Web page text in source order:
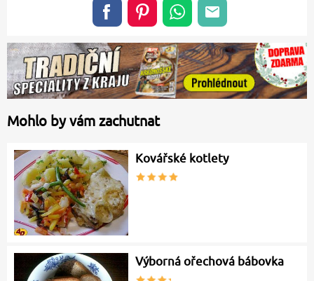
Mohlo by vám zachutnat
Kovářské kotlety
Výborná ořechová bábovka